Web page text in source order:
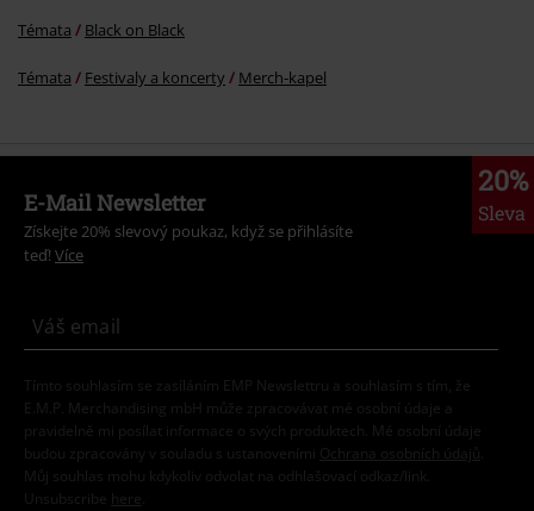
Témata Black on Black
Témata Festivaly a koncerty Merch-kapel
20%
Sleva
E-Mail Newsletter
Získejte 20% slevový poukaz, když se přihlásíte
teď! Více
Tímto souhlasím se zasíláním EMP Newslettru a souhlasím s tím, že
E.M.P. Merchandising mbH může zpracovávat mé osobní údaje a
pravidelně mi posílat informace o svých produktech. Mé osobní údaje
budou zpracovány v souladu s ustanoveními
Ochrana osobních údajů
Můj souhlas mohu kdykoliv odvolat na odhlašovací odkaz/link.
Unsubscribe here